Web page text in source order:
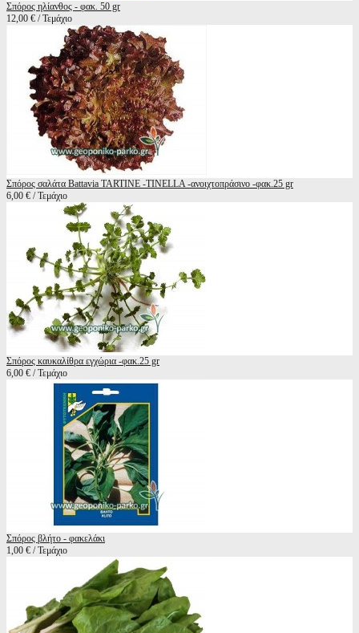
Σπόρος ηλίανθος - φακ. 50 gr
12,00 € / Τεμάχιο
Σπόρος σαλάτα Battavia TARTINE -TINELLA -ανοιχτοπράσινο -φακ.25 gr
6,00 € / Τεμάχιο
Σπόρος καυκαλίθρα εγχώρια -φακ.25 gr
6,00 € / Τεμάχιο
Σπόρος βλήτο - φακελάκι
1,00 € / Τεμάχιο